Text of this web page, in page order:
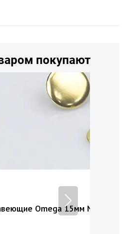
покупают
никель
Omega 15мм New Star,